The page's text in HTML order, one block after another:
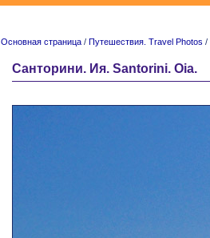
Основная страница / Путешествия. Travel Photos /
Санторини. Ия. Santorini. Oia.